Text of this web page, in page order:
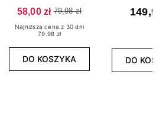
58,00 zł 79,98 zł
Najniższa cena z 30 dni
79.98 zł
DO KOSZYKA DO